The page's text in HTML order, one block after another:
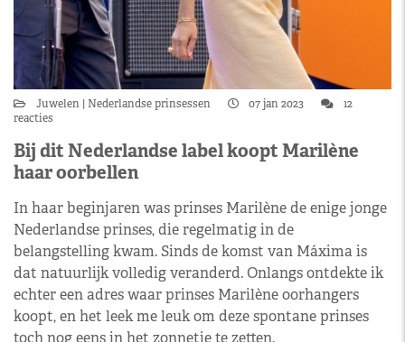
Juwelen Nederlandse prinsessen 07 jan 2023
12
reacties
Bij dit Nederlandse label koopt Marilène
haar oorbellen
In haar beginjaren was prinses Marilène de enige jonge
Nederlandse prinses, die regelmatig in de
belangstelling kwam. Sinds de komst van Máxima is
dat natuurlijk volledig veranderd. Onlangs ontdekte ik
echter een adres waar prinses Marilène oorhangers
koopt, en het leek me leuk om deze spontane prinses
toch nog eens in het zonnetje te zetten.